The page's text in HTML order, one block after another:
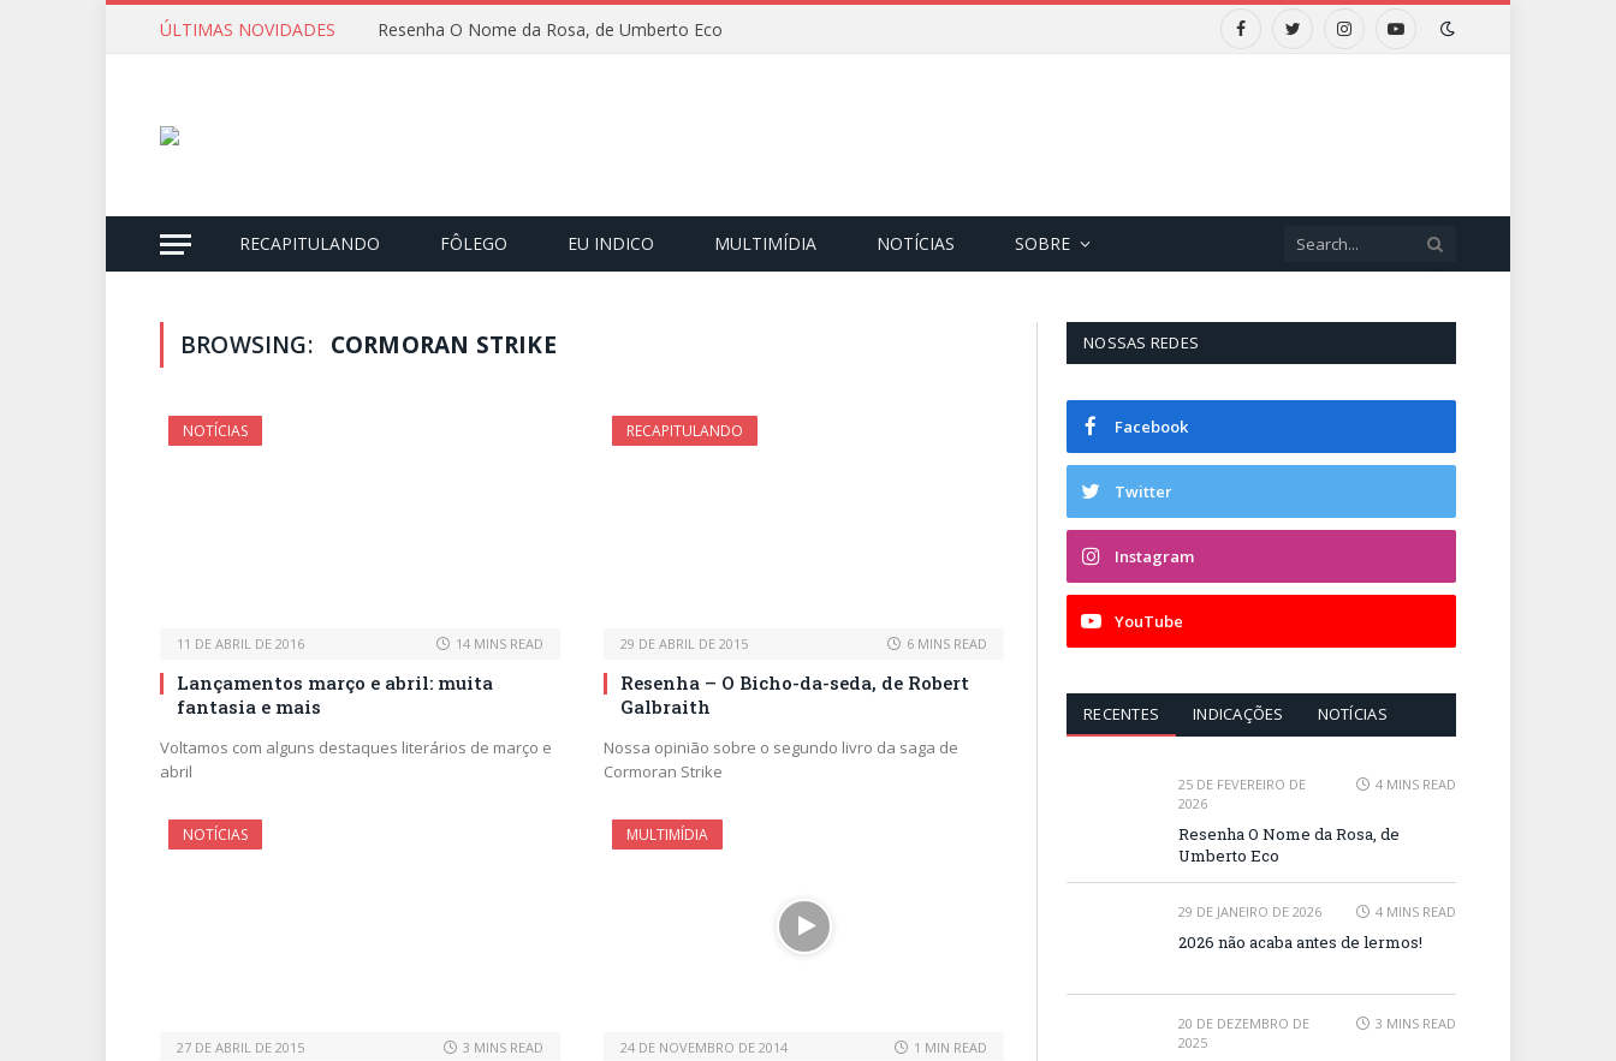
ÚLTIMAS NOVIDADES Resenha O Nome da Rosa, de Umberto Eco FacebookTwitterInstagramYouTube
RECAPITULANDO FÔLEGO EU INDICO MULTIMÍDIA NOTÍCIAS SOBRE
BROWSING: CORMORAN STRIKE
NOTÍCIAS
11 DE ABRIL DE 2016 14 MINS READ
Lançamentos março e abril: muita
fantasia e mais
Voltamos com alguns destaques literários de março e
abril
RECAPITULANDO
29 DE ABRIL DE 2015 6 MINS READ
Resenha – O Bicho-da-seda, de Robert
Galbraith
Nossa opinião sobre o segundo livro da saga de
Cormoran Strike
NOTÍCIAS
27 DE ABRIL DE 2015 3 MINS READ
MULTIMÍDIA
24 DE NOVEMBRO DE 2014 1 MIN READ
NOSSAS REDES
Facebook
Twitter
Instagram
YouTube
RECENTES INDICAÇÕES NOTÍCIAS
25 DE FEVEREIRO DE
2026
4 MINS READ
Resenha O Nome da Rosa, de
Umberto Eco
29 DE JANEIRO DE 2026 4 MINS READ
2026 não acaba antes de lermos!
20 DE DEZEMBRO DE
2025
3 MINS READ